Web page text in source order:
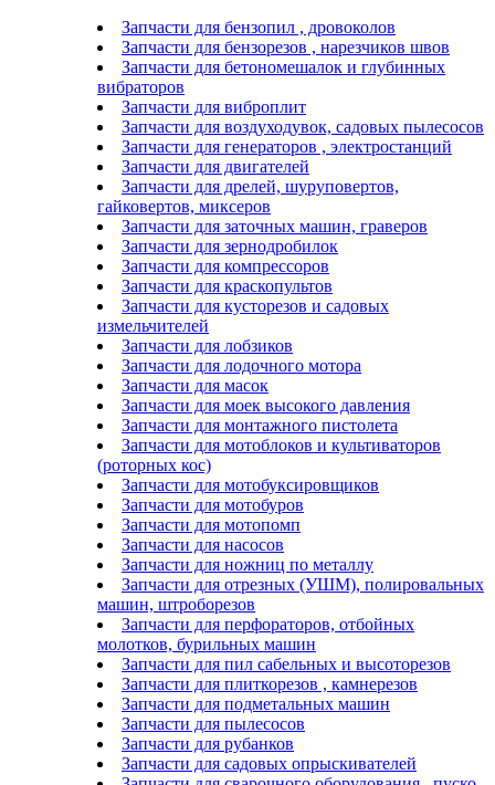
Запчасти для бензопил , дровоколов
Запчасти для бензорезов , нарезчиков швов
Запчасти для бетономешалок и глубинных
вибраторов
Запчасти для виброплит
Запчасти для воздуходувок, садовых пылесосов
Запчасти для генераторов , электростанций
Запчасти для двигателей
Запчасти для дрелей, шуруповертов,
гайковертов, миксеров
Запчасти для заточных машин, граверов
Запчасти для зернодробилок
Запчасти для компрессоров
Запчасти для краскопультов
Запчасти для кусторезов и садовых
измельчителей
Запчасти для лобзиков
Запчасти для лодочного мотора
Запчасти для масок
Запчасти для моек высокого давления
Запчасти для монтажного пистолета
Запчасти для мотоблоков и культиваторов
(роторных кос)
Запчасти для мотобуксировщиков
Запчасти для мотобуров
Запчасти для мотопомп
Запчасти для насосов
Запчасти для ножниц по металлу
Запчасти для отрезных (УШМ), полировальных
машин, штроборезов
Запчасти для перфораторов, отбойных
молотков, бурильных машин
Запчасти для пил сабельных и высоторезов
Запчасти для плиткорезов , камнерезов
Запчасти для подметальных машин
Запчасти для пылесосов
Запчасти для рубанков
Запчасти для садовых опрыскивателей